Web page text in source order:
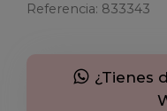
Referencia: 833343
¿Tienes